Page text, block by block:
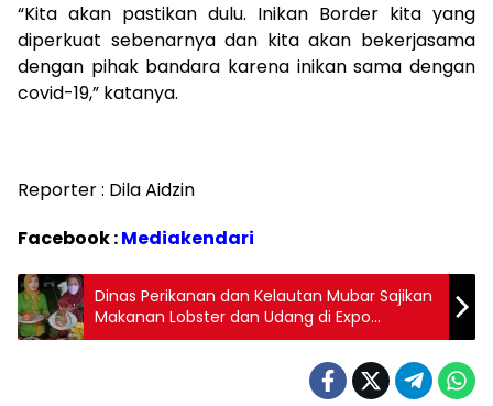
“Kita akan pastikan dulu. Inikan Border kita yang
diperkuat sebenarnya dan kita akan bekerjasama
dengan pihak bandara karena inikan sama dengan
covid-19,” katanya.
Reporter : Dila Aidzin
Facebook :Mediakendari
Dinas Perikanan dan Kelautan Mubar Sajikan
Makanan Lobster dan Udang di Expo
Pembangunan Lima Tahun